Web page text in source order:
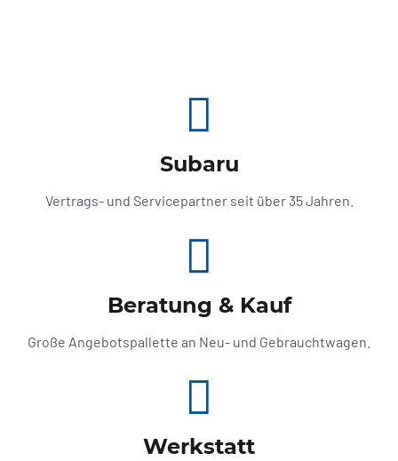
Subaru
Vertrags- und Servicepartner seit über 35 Jahren.
Beratung & Kauf
Große Angebotspallette an Neu- und Gebrauchtwagen.
Werkstatt